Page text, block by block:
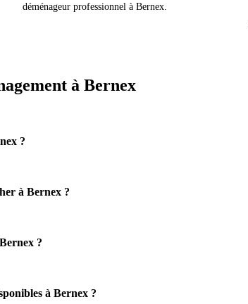
déménageur professionnel à Bernex.
à Bernex
?
à Bernex ?
?
à Bernex ?